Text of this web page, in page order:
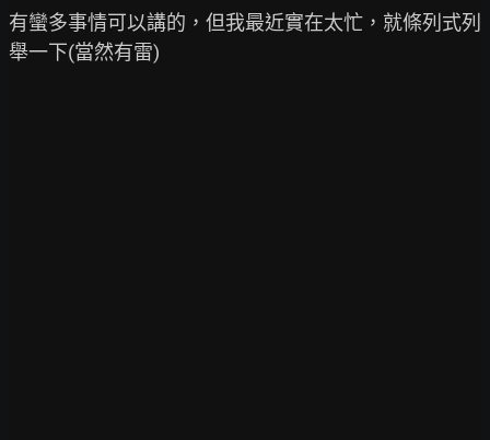
有蠻多事情可以講的，但我最近實在太忙，就條列式列
舉一下(當然有雷)